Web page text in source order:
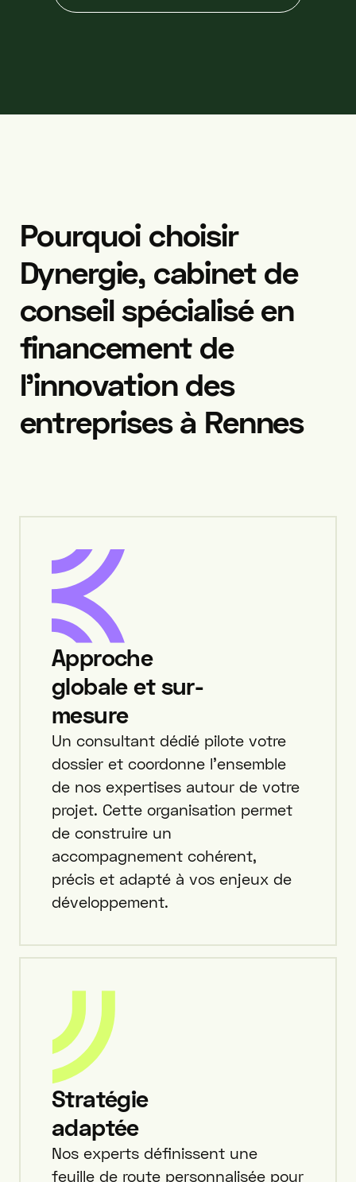
Pourquoi choisir
Dynergie, cabinet de
conseil spécialisé en
financement de
l'innovation des
entreprises à Rennes
Approche
globale et sur-
mesure
Un consultant dédié pilote votre
dossier et coordonne l’ensemble
de nos expertises autour de votre
projet. Cette organisation permet
de construire un
accompagnement cohérent,
précis et adapté à vos enjeux de
développement.
Stratégie
adaptée
Nos experts définissent une
feuille de route personnalisée pour